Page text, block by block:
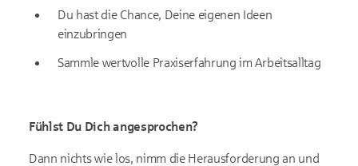
Du hast die Chance, Deine eigenen Ideen
einzubringen
Sammle wertvolle Praxiserfahrung im Arbeitsalltag
Fühlst Du Dich angesprochen?
Dann nichts wie los, nimm die Herausforderung an und